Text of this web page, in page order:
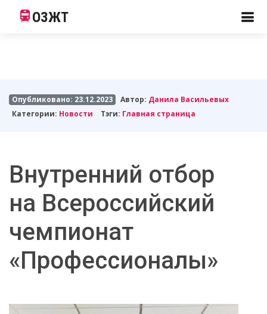
ОЗЖТ
Опубликовано: 23.12.2023 Автор: Данила Васильевых
Категории: Новости Тэги: Главная страница
Внутренний отбор
на Всероссийский
чемпионат
«Профессионалы»